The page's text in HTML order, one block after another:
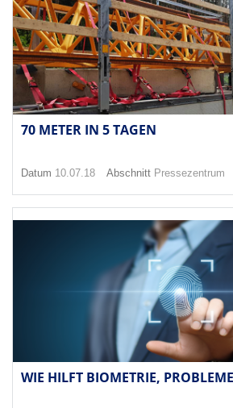
70 METER IN 5 TAGEN
Datum 10.07.18 Abschnitt Pressezentrum
WIE HILFT BIOMETRIE,